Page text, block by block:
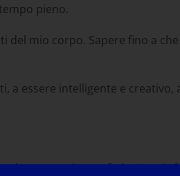
pieno.
mio corpo. Sapere fino a
a essere intelligente e
e continuo a farlo. La